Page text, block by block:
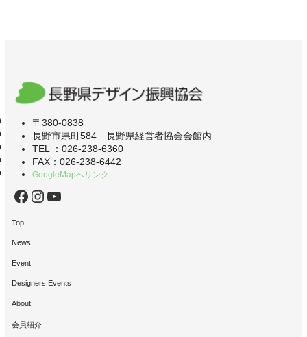
〒380-0838
長野市県町584 長野県経営者協会会館内
TEL ：026-238-6360
FAX：026-238-6442
GoogleMapへリンク
Facebook Instagram YouTube
Top
News
Event
Designers Events
About
会員紹介